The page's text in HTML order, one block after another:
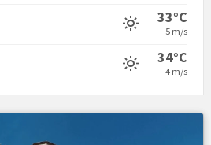
33°C
5 m/s
34°C
4 m/s